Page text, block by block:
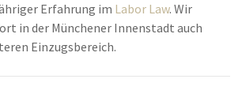
Erfahrung im Labor Law. Wir
in der Münchener Innenstadt auch
Einzugsbereich.